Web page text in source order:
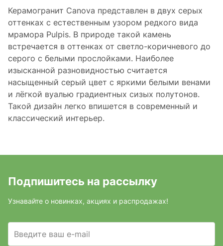
Керамогранит Canova представлен в двух серых
оттенках с естественным узором редкого вида
мрамора Pulpis. В природе такой камень
встречается в оттенках от светло-коричневого до
серого с белыми прослойками. Наиболее
изысканной разновидностью считается
насыщенный серый цвет с яркими белыми венами
и лёгкой вуалью градиентных сизых полутонов.
Такой дизайн легко впишется в современный и
классический интерьер.
Подпишитесь на рассылку
Узнавайте о новинках, акциях и распродажах!
Введите ваш e-mail